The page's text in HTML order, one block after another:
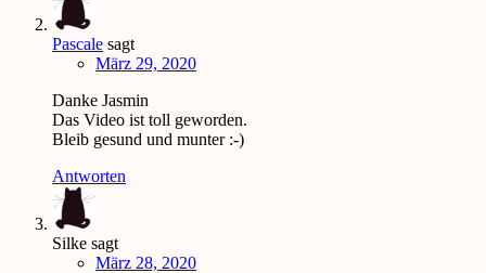
Pascale sagt
März 29, 2020
Danke Jasmin
Das Video ist toll geworden.
Bleib gesund und munter :-)
Antworten
Silke sagt
März 28, 2020